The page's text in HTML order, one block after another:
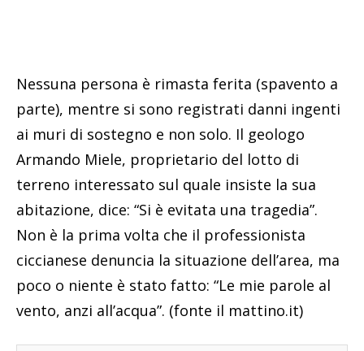
Nessuna persona è rimasta ferita (spavento a
parte), mentre si sono registrati danni ingenti
ai muri di sostegno e non solo. Il geologo
Armando Miele, proprietario del lotto di
terreno interessato sul quale insiste la sua
abitazione, dice: “Si è evitata una tragedia”.
Non è la prima volta che il professionista
ciccianese denuncia la situazione dell’area, ma
poco o niente è stato fatto: “Le mie parole al
vento, anzi all’acqua”. (fonte il mattino.it)